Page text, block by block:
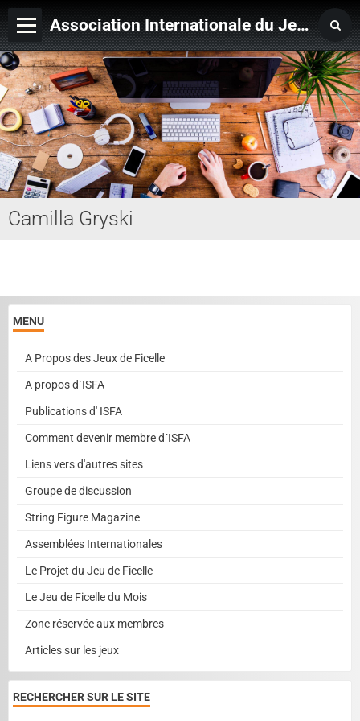
Association Internationale du Jeu de Ficelle
Page d'accueil
Derniers ajouts
Camilla Gryski
MENU
A Propos des Jeux de Ficelle
A propos d´ISFA
Publications d' ISFA
Comment devenir membre d´ISFA
Liens vers d'autres sites
Groupe de discussion
String Figure Magazine
Assemblées Internationales
Le Projet du Jeu de Ficelle
Le Jeu de Ficelle du Mois
Zone réservée aux membres
Articles sur les jeux
RECHERCHER SUR LE SITE